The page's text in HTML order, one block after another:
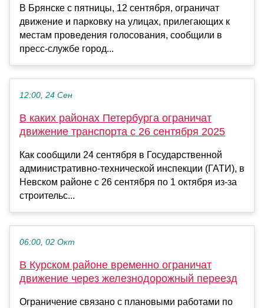
В Брянске с пятницы, 12 сентября, ограничат
движение и парковку на улицах, прилегающих к
местам проведения голосования, сообщили в
пресс-службе город...
12:00, 24 Сен
В каких районах Петербурга ограничат
движение транспорта с 26 сентября 2025
Как сообщили 24 сентября в Государственной
административно-технической инспекции (ГАТИ), в
Невском районе с 26 сентября по 1 октября из-за
строительс...
06:00, 02 Окт
В Курском районе временно ограничат
движение через железнодорожный переезд
Ограничение связано с плановыми работами по